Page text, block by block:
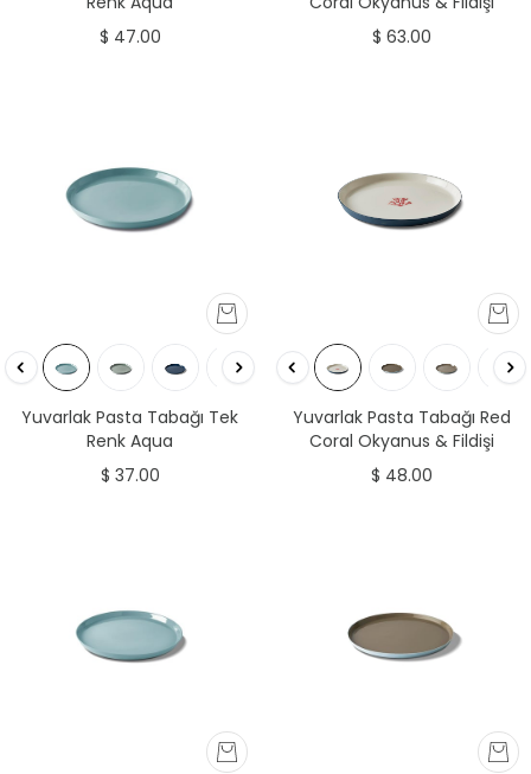
$ 47.00
$ 63.00
Yuvarlak Pasta Tabağı Tek
Renk Aqua
$ 37.00
Yuvarlak Pasta Tabağı Red
Coral Okyanus & Fildişi
$ 48.00